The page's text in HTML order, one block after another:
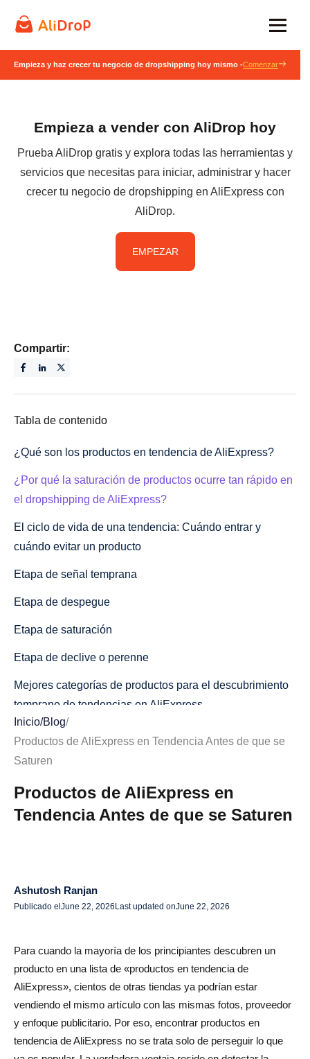
Empieza y haz crecer tu negocio de dropshipping hoy mismo -Comenzar
Empieza a vender con AliDrop hoy
Prueba AliDrop gratis y explora todas las herramientas y
servicios que necesitas para iniciar, administrar y hacer
crecer tu negocio de dropshipping en AliExpress con
AliDrop.
EMPEZAR
Compartir:
Tabla de contenido
¿Qué son los productos en tendencia de AliExpress?
¿Por qué la saturación de productos ocurre tan rápido en
el dropshipping de AliExpress?
El ciclo de vida de una tendencia: Cuándo entrar y
cuándo evitar un producto
Etapa de señal temprana
Etapa de despegue
Etapa de saturación
Etapa de declive o perenne
Mejores categorías de productos para el descubrimiento
temprano de tendencias en AliExpress
filtro inicial
Rastrea la velocidad de los pedidos, no solo el total de
clientes
Usa Google Trends para conocer la dirección de la
demanda
múltiples mercados
Inicio/Blog/
Productos de AliExpress en Tendencia Antes de que se
Saturen
Productos de AliExpress en
Tendencia Antes de que se Saturen
Ashutosh Ranjan
Publicado el June 22, 2026 Last updated onJune 22, 2026
Para cuando la mayoría de los principiantes descubren un
producto en una lista de «productos en tendencia de
AliExpress», cientos de otras tiendas ya podrían estar
vendiendo el mismo artículo con las mismas fotos, proveedor
y enfoque publicitario. Por eso, encontrar productos en
tendencia de AliExpress no se trata solo de perseguir lo que